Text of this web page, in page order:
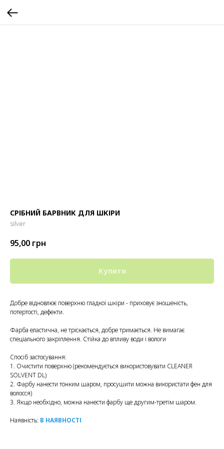
СРІБНИЙ БАРВНИК ДЛЯ ШКІРИ
silver
95,00 грн
Купити
Добре відновлює поверхню гладкої шкіри - приховує зношеність,
потертості, дефекти.
Фарба еластична, не тріскається, добре тримається. Не вимагає
спеціального закріплення. Стійка до впливу води і вологи
Спосіб застосування:
1. Очистити поверхню (рекомендується використовувати CLEANER
SOLVENT DL)
2. Фарбу нанести тонким шаром, просушити можна використати фен для
волосся)
3. Якщо необхідно, можна нанести фарбу ще другим-третім шаром.
Наявність: В НАЯВНОСТІ